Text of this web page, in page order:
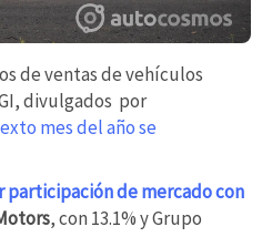
de ventas de vehículos
divulgados por
mes del año se
participación de mercado con
, con 13.1% y Grupo